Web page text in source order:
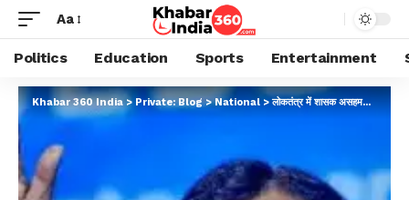
Aa
Politics Education Sports Entertainment
Khabar 360 India>Private: Blog>National>लोकतंत्र में शासक असहमति बर्दाश्त करता है, नितिन गडकरी बोले-अगर विरोध है तो राजा आत्ममंथन करे…